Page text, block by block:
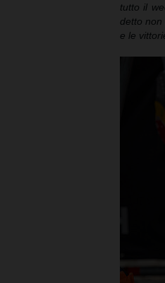
tutto il
detto
e le